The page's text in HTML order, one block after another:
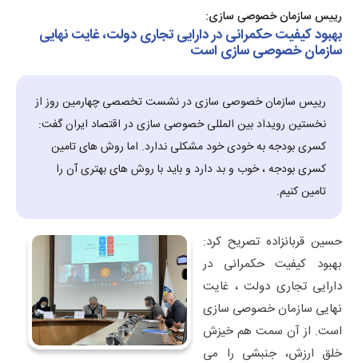
رییس سازمان خصوصی سازی:
بهبود کیفیت حکمرانی در دارایی تجاری دولت، غایت نهایی
سازمان خصوصی سازی است
رییس سازمان خصوصی سازی در نشست تخصصی چهارمین روز از
نخستین رویداد بین المللی خصوصی سازی در اقتصاد ایران گفت:
کسری بودجه به خودی خود مشکلی ندارد. اما روش های تامین
کسری بودجه ، خوب و بد دارد و باید با روش های بهتری آن را
تامین کنیم.
حسین قربانزاده تصریح کرد:
بهبود کیفیت حکمرانی در
دارایی تجاری دولت ، غایت
نهایی سازمان خصوصی سازی
است. از آن سمت هم خیزش
خلق ارزش، جنبشی را می